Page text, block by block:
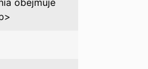
obejmuje